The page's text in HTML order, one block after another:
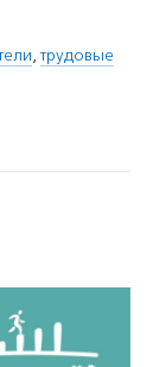
,трудовые